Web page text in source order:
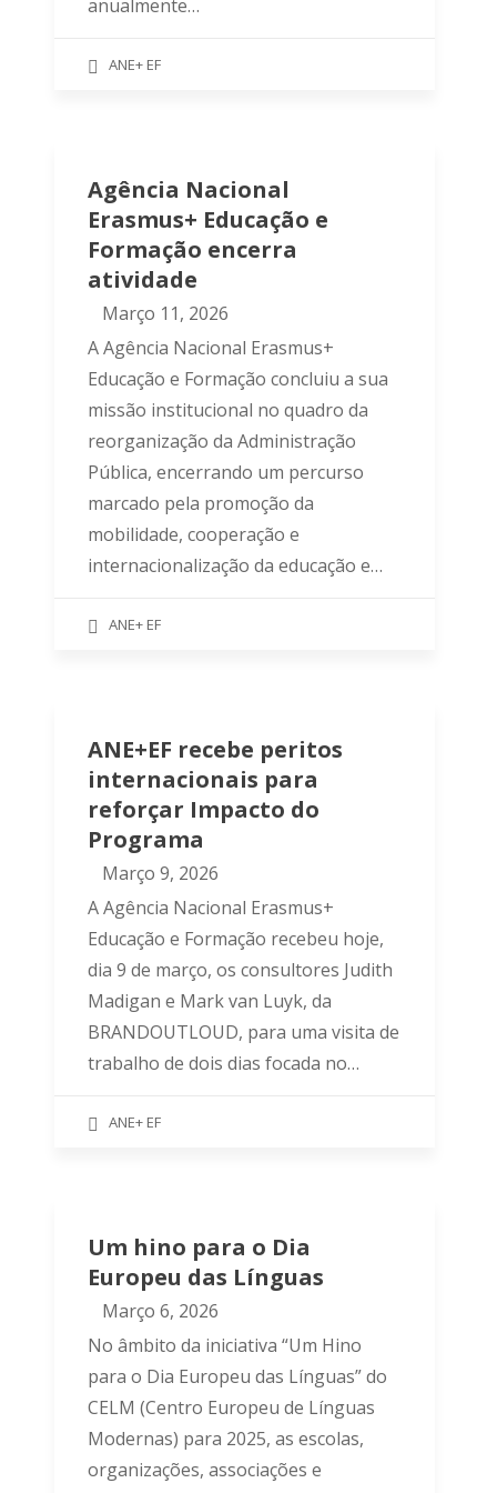
anualmente…
ANE+ EF
Agência Nacional
Erasmus+ Educação e
Formação encerra
atividade
Março 11, 2026
A Agência Nacional Erasmus+
Educação e Formação concluiu a sua
missão institucional no quadro da
reorganização da Administração
Pública, encerrando um percurso
marcado pela promoção da
mobilidade, cooperação e
internacionalização da educação e…
ANE+ EF
ANE+EF recebe peritos
internacionais para
reforçar Impacto do
Programa
Março 9, 2026
A Agência Nacional Erasmus+
Educação e Formação recebeu hoje,
dia 9 de março, os consultores Judith
Madigan e Mark van Luyk, da
BRANDOUTLOUD, para uma visita de
trabalho de dois dias focada no…
ANE+ EF
Um hino para o Dia
Europeu das Línguas
Março 6, 2026
No âmbito da iniciativa “Um Hino
para o Dia Europeu das Línguas” do
CELM (Centro Europeu de Línguas
Modernas) para 2025, as escolas,
organizações, associações e